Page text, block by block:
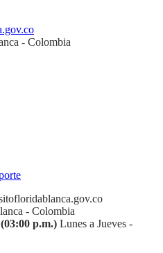
- Colombia
- Colombia
p.m.) Lunes a Jueves -